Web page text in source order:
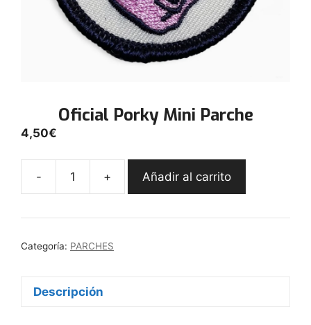
Oficial Porky Mini Parche
4,50€
-
Oficial
Mini
+ Añadir al carrito
Categoría: PARCHES
Descripción